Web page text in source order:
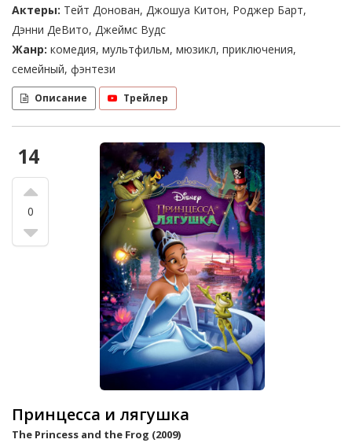
Актеры: Тейт Донован, Джошуа Китон, Роджер Барт,
Дэнни ДеВито, Джеймс Вудс
Жанр: комедия, мультфильм, мюзикл, приключения,
семейный, фэнтези
Описание Трейлер
14
0
Принцесса и лягушка
The Princess and the Frog (2009)